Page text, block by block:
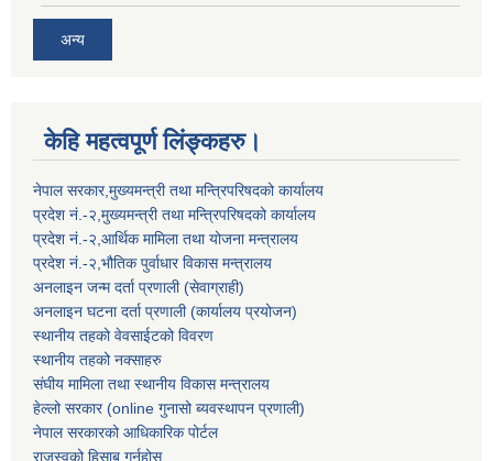
अन्य
केहि महत्वपूर्ण लिंङ्कहरु।
नेपाल सरकार,मुख्यमन्त्री तथा मन्त्रिपरिषदको कार्यालय
प्रदेश नं.-२,मुख्यमन्त्री तथा मन्त्रिपरिषदको कार्यालय
प्रदेश नं.-२,आर्थिक मामिला तथा योजना मन्त्रालय
प्रदेश नं.-२,भौतिक पुर्वाधार विकास मन्त्रालय
अनलाइन जन्म दर्ता प्रणाली (सेवाग्राही)
अनलाइन घटना दर्ता प्रणाली (कार्यालय प्रयोजन)
स्थानीय तहको वेवसाईटको विवरण
स्थानीय तहको नक्साहरु
संघीय मामिला तथा स्थानीय विकास मन्त्रालय
हेल्लो सरकार (online गुनासो ब्यवस्थापन प्रणाली)
नेपाल सरकारको आधिकारिक पोर्टल
राजस्वको हिसाब गर्नुहोस